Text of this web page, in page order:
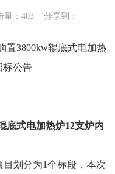
量：403分享到：
置3800kw辊底式电加热
标公告
底式电加热炉12支炉内
目划分为1个标段，本次